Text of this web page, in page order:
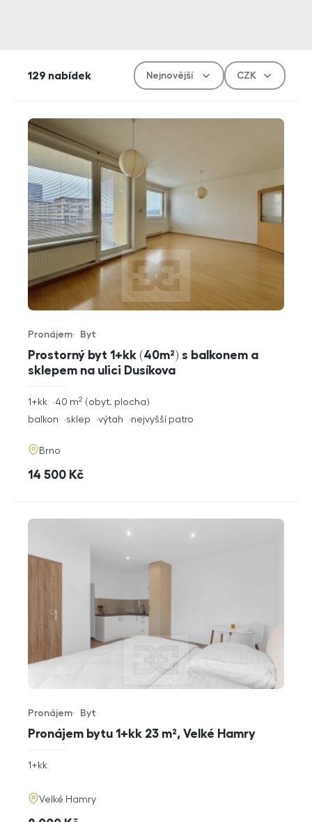
129 nabídek
Měna
Prostorný byt 1+kk (40m²) s balkonem a
sklepem na ulici Dusíkova
Typ nabídky
Pronájem
Typ nemovitosti
Byt
rozměry
1+kk obyt. plocha
40 m2
funkce
balkon sklep výtah nejvyšší patro
adresa
Brno
cena
14 500 Kč
Pronájem bytu 1+kk 23 m², Velké Hamry
Typ nabídky
Pronájem
Typ nemovitosti
Byt
rozměry
1+kk
adresa
Velké Hamry